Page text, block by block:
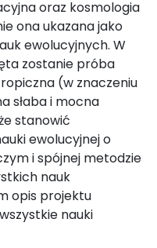
oraz kosmologia
ona ukazana jako
ewolucyjnych. W
zostanie próba
(w znaczeniu
słaba i mocna
stanowić
ewolucyjnej o
i spójnej metodzie
nauk
opis projektu
nauki